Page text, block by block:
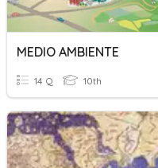
MEDIO AMBIENTE
14 Q 10th